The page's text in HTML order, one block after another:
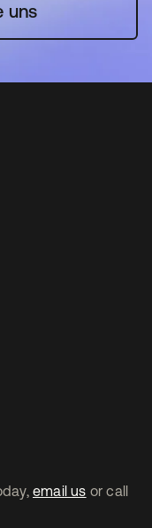
uns
email us or call